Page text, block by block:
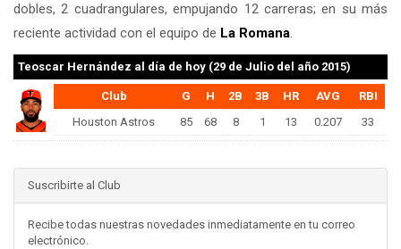
dobles, 2 cuadrangulares, empujando 12 carreras; en su más
reciente actividad con el equipo de La Romana.
Teoscar Hernández al día de hoy (29 de Julio del año 2015)
Club G H 2B 3B HR AVG
RBI
Houston Astros
85 68 8 1 13 0.207 33
Suscribirte al Club
Recibe todas nuestras novedades inmediatamente en tu correo
electrónico.